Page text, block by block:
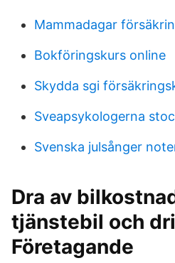
Mammadagar
Bokföringskurs online
Skydda sgi
Sveapsykologerna
Svenska julsånger
Dra av
tjänstebil och
Företagande